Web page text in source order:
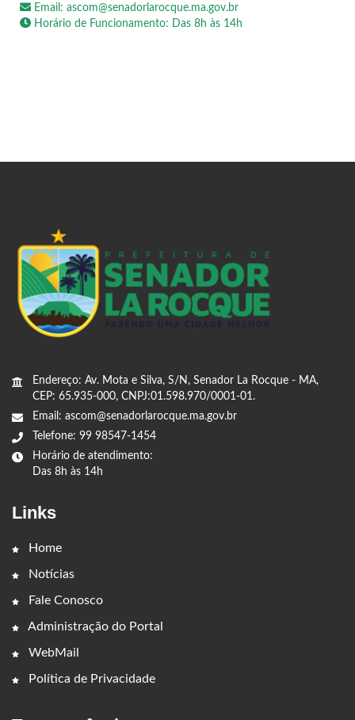
Email: ascom@senadorlarocque.ma.gov.br
Horário de Funcionamento: Das 8h às 14h
Endereço: Av. Mota e Silva, S/N, Senador La Rocque - MA,
CEP: 65.935-000, CNPJ:01.598.970/0001-01.
Email: ascom@senadorlarocque.ma.gov.br
Telefone: 99 98547-1454
Horário de atendimento:
Das 8h às 14h
Links
Home
Notícias
Fale Conosco
Administração do Portal
WebMail
Política de Privacidade